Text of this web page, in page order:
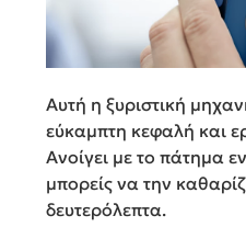
Αυτή η ξυριστική
εύκαμπτη κεφαλή και
Ανοίγει με το πάτημα
μπορείς να την
δευτερόλεπτα.